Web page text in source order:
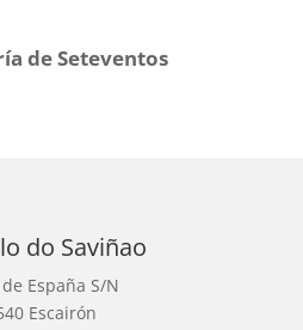
de Seteventos
do Saviñao
España S/N
Escairón